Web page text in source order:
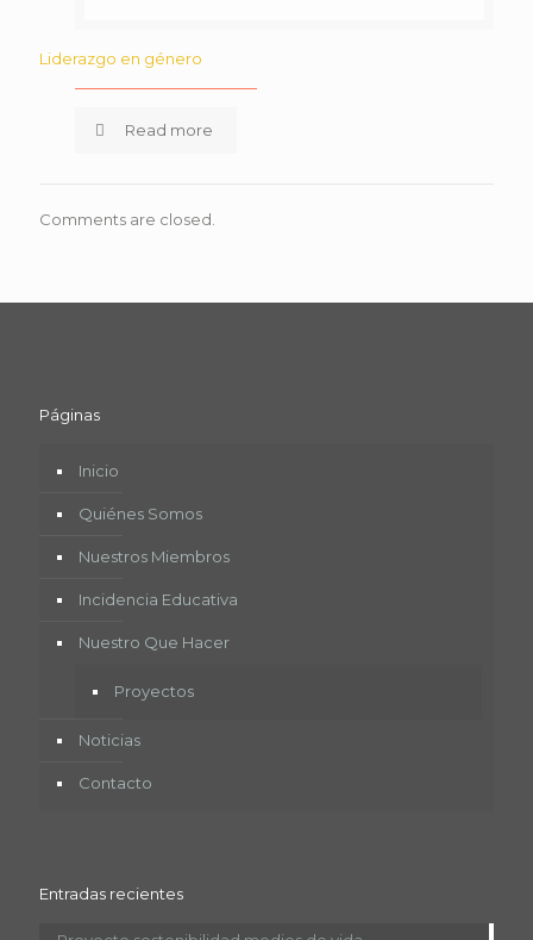
Liderazgo en género
Read more
Comments are closed.
Páginas
Inicio
Quiénes Somos
Nuestros Miembros
Incidencia Educativa
Nuestro Que Hacer
Proyectos
Noticias
Contacto
Entradas recientes